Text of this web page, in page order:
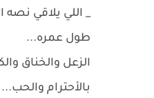
_ اللي يلاقي نصه
طول عمره...
الزعل والخناق
بالأحترام والحب...